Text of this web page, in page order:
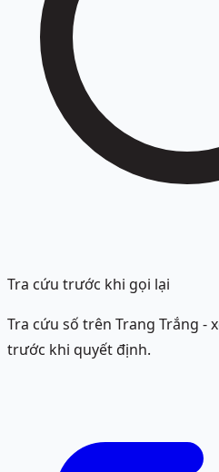
Tra cứu trước khi gọi lại
Tra cứu số trên Trang Trắng -
trước khi quyết định.